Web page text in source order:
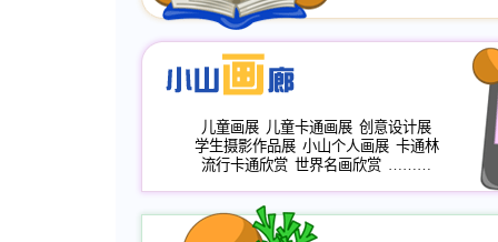
儿童画展 儿童卡通画展 创意设计展
学生摄影作品展 小山个人画展 卡通林
流行卡通欣赏 世界名画欣赏 ………